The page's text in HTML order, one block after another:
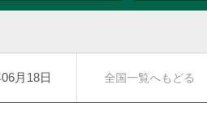
全国一覧へもどる
月18日